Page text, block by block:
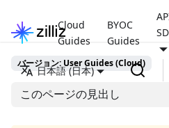
Cloud
Guides
BYOC
Guides
日本語 (日本)
バージョン: User Guides (Cloud)
このページの見出し